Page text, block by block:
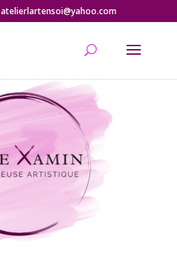
atelierlartensoi@yahoo.com